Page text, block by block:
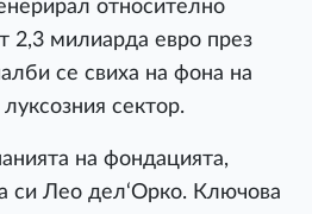
относително
2,3 милиарда евро през
се свиха на фона на
сектор.
на фондацията,
си Лео дел‘Орко. Ключова